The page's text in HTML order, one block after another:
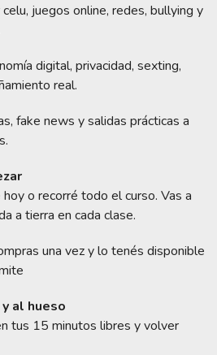
juegos online, redes, bullying y
digital, privacidad, sexting,
real.
fake news y salidas prácticas a
o recorré todo el curso. Vas a
a tierra en cada clase.
una vez y lo tenés disponible
al hueso
tus 15 minutos libres y volver